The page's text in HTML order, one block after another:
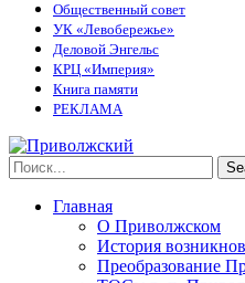
Общественный совет
УК «Левобережье»
Деловой Энгельс
КРЦ «Империя»
Книга памяти
РЕКЛАМА
Главная
О Приволжском
История
Преобразование